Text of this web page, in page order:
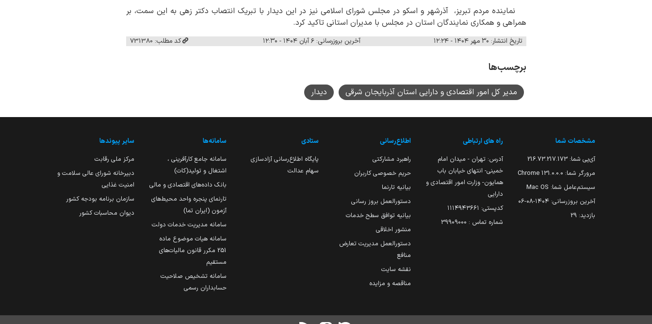
نماینده مردم تبریز، آذرشهر و اسکو در مجلس شورای اسلامی نیز در این دیدار با تبریک انتصاب دکتر زهی به این سمت، بر
همراهی و همکاری نمایندگان استان در مجلس با مدیران استانی تاکید کرد.
تاریخ انتشار: ۳۰ مهر ۱۴۰۴ - ۱۲:۲۴ آخرین بروزرسانی: ۶ آبان ۱۴۰۴ - ۱۲:۳۰ کد مطلب: 731380
برچسب‌ها
مدیر کل امور اقتصادی و دارایی استان آذربایجان شرقی دیدار
مشخصات شما
آی‌پی شما: 216.73.217.173
مرورگر شما: 131.0.0.0 Chrome
سیستم‌عامل شما: Mac OS
آخرین بروزرسانی: ۱۴۰۴-۰۸-۰۶
بازدید: 29
راه های ارتباطی
آدرس: تهران - میدان امام
خمینی- انتهای خیابان باب
همایون- وزارت امور اقتصادی و
دارایی
کدپستی: ۱۱۱۴۹۴۳۶۶۱
شماره تماس : 39909000
اطلاع‌رسانی
راهبرد مشارکتی
حریم خصوصی کاربران
بیانیه تارنما
دستورالعمل بروز رسانی
بیانیه توافق سطح خدمات
منشور اخلاقی
دستورالعمل مدیریت تعارض
منافع
نقشه سایت
مناقصه و مزایده
ستادی
پایگاه اطلاع‌رسانی آزادسازی
سهام عدالت
سامانه‌ها
سامانه جامع کارآفرینی ،
اشتغال و تولید(کات)
بانک داده‌های اقتصادی و مالی
تارنمای پنجره واحد محیط‌های
آزمون (ایران تما)
سامانه مدیریت خدمات دولت
سامانه هیات موضوع ماده
251 مکرر قانون مالیات‌های
مستقیم
سامانه تشخیص صلاحیت
حسابداران رسمی
سایر پیوندها
مرکز ملی رقابت
دبیرخانه شورای عالی سلامت و
امنیت غذایی
سازمان برنامه بودجه کشور
دیوان محاسبات کشور